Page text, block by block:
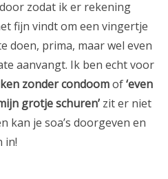
zodat ik er rekening
fijn vindt om een vingertje
doen, prima, maar wel even
aanvangt. Ik ben echt voor
zonder condoomof‘even
grotje schuren’ zit er niet
kan je soa’s doorgeven en
in!